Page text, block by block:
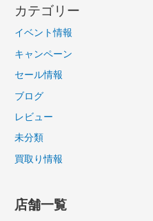
カテゴリー
イベント情報
キャンペーン
セール情報
ブログ
レビュー
未分類
買取り情報
店舗一覧